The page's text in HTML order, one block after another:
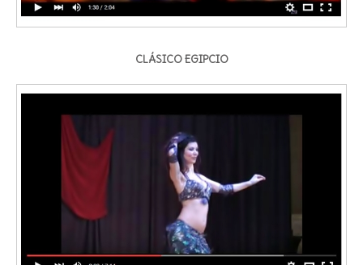
CLÁSICO EGIPCIO